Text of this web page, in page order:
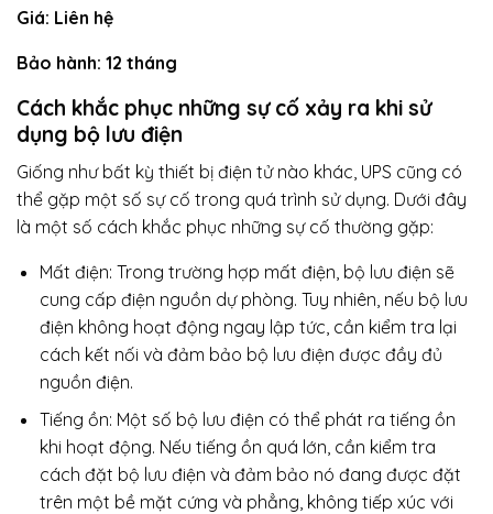
Giá: Liên hệ
Bảo hành: 12 tháng
Cách khắc phục những sự cố xảy ra khi sử
dụng bộ lưu điện
Giống như bất kỳ thiết bị điện tử nào khác, UPS cũng có
thể gặp một số sự cố trong quá trình sử dụng. Dưới đây
là một số cách khắc phục những sự cố thường gặp:
Mất điện: Trong trường hợp mất điện, bộ lưu điện sẽ
cung cấp điện nguồn dự phòng. Tuy nhiên, nếu bộ lưu
điện không hoạt động ngay lập tức, cần kiểm tra lại
cách kết nối và đảm bảo bộ lưu điện được đầy đủ
nguồn điện.
Tiếng ồn: Một số bộ lưu điện có thể phát ra tiếng ồn
khi hoạt động. Nếu tiếng ồn quá lớn, cần kiểm tra
cách đặt bộ lưu điện và đảm bảo nó đang được đặt
trên một bề mặt cứng và phẳng, không tiếp xúc với